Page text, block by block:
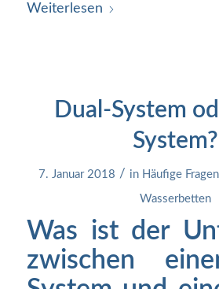
Weiterlesen
Dual-System
System?
7. Januar 2018 / in Häufige
Wasserbetten
Was ist der
zwischen